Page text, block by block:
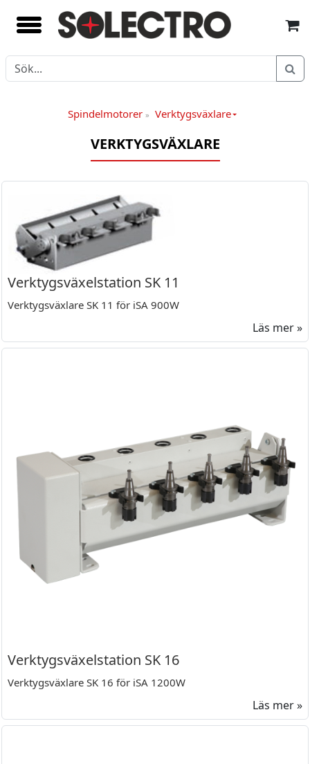
Spindelmotorer » Verktygsväxlare
VERKTYGSVÄXLARE
Verktygsväxelstation SK 11
Verktygsväxlare SK 11 för iSA 900W
Läs mer »
Verktygsväxelstation SK 16
Verktygsväxlare SK 16 för iSA 1200W
Läs mer »